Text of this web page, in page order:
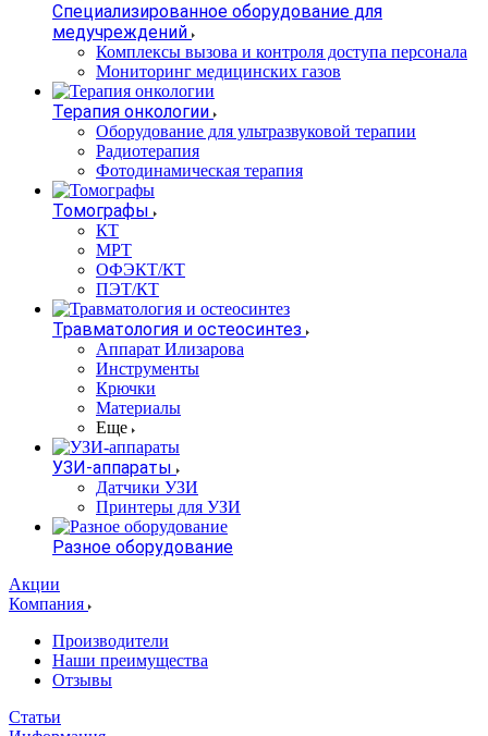
Специализированное оборудование для
медучреждений
Комплексы вызова и контроля доступа персонала
Мониторинг медицинских газов
Терапия онкологии
Оборудование для ультразвуковой терапии
Радиотерапия
Фотодинамическая терапия
Томографы
КТ
МРТ
ОФЭКТ/КТ
ПЭТ/КТ
Травматология и остеосинтез
Аппарат Илизарова
Инструменты
Крючки
Материалы
Еще
УЗИ-аппараты
Датчики УЗИ
Принтеры для УЗИ
Разное оборудование
Акции
Компания
Производители
Наши преимущества
Отзывы
Статьи